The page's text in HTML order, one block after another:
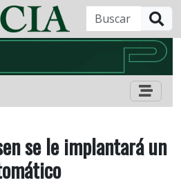
se le implantará un